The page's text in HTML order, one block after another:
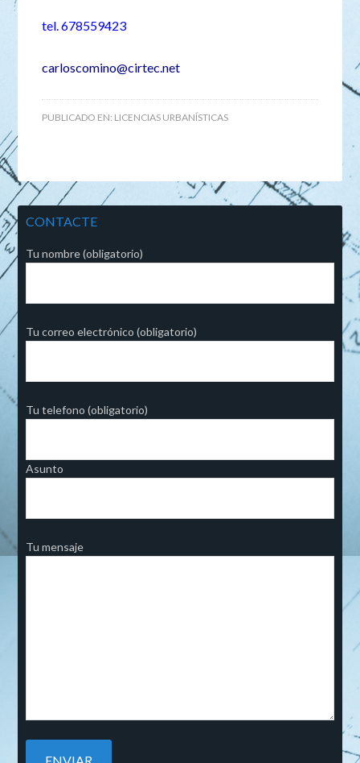
tel. 678559423
carloscomino@cirtec.net
PUBLICADO EN: LICENCIAS URBANÍSTICAS
CONTACTE
Tu nombre (obligatorio)
Tu correo electrónico (obligatorio)
Tu telefono (obligatorio)
Asunto
Tu mensaje